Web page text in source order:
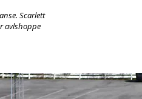
Scarlett
avlshoppe